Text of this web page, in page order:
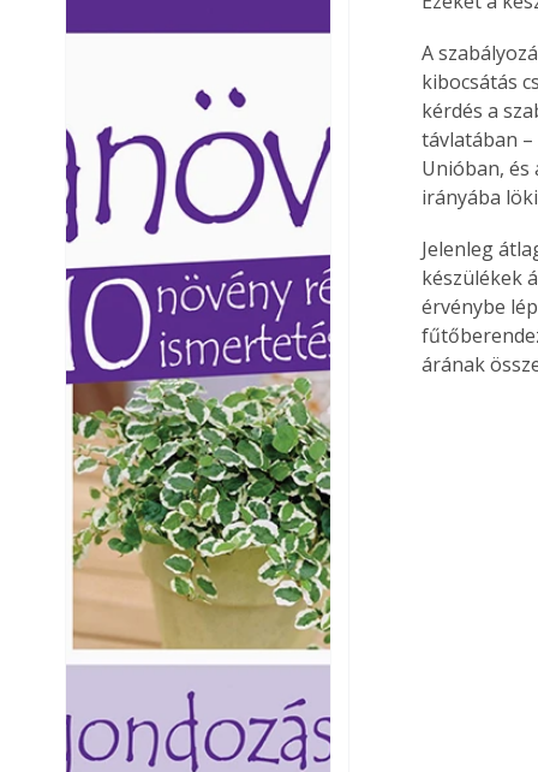
Laptapir kényelmes
mert: – t
A
kibocsátás
kérdés a
távlatában
Unióban, és
irányába
Jelenleg
készülékek
érvénybe
árának